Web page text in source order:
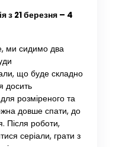
з 21 березня – 4
ми сидимо два
що буде складно
досить
розміреного та
довше спати, до
Після роботи,
серіали, грати з